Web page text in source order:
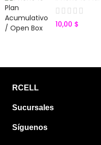
10,00 $
RCELL
Sucursales
Síguenos